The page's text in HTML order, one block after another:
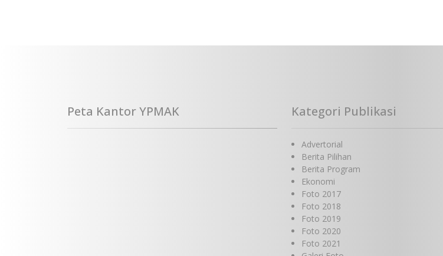
Peta Kantor YPMAK Kategori Publikasi
Advertorial
Berita Pilihan
Berita Program
Ekonomi
Foto 2017
Foto 2018
Foto 2019
Foto 2020
Foto 2021